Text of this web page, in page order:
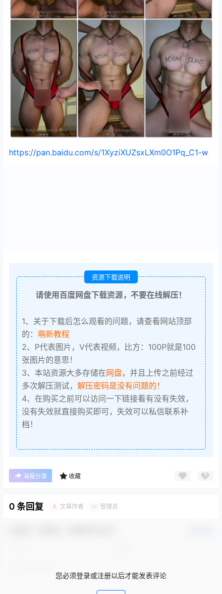
https://pan.baidu.com/s/1XyziXUZsxLXm0O1Pq_C1-w
资源下载说明
请使用百度网盘下载资源，不要在线解压！
1、关于下载后怎么观看的问题，请查看网站顶部
的： 萌新教程
2、P代表图片，V代表视频，比方：100P就是100
张图片的意思！
3、本站资源大多存储在网盘，并且上传之前经过
多次解压测试， 解压密码是没有问题的！
4、在购买之前可以访问一下链接看有没有失效，
没有失效就直接购买即可，失效可以私信联系补
档！
海报分享 收藏
0 条回复 A 文章作者 M 管理员
您必须登录或注册以后才能发表评论